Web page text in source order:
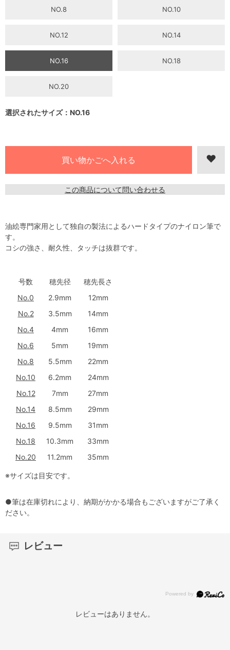
NO.8 NO.10
NO.12 NO.14
NO.16 NO.18
NO.20
選択されたサイズ：NO.16
この商品について問い合わせる
油絵専門家用として独自の製法によるハードタイプのナイロン筆で
す。
コシの強さ、耐久性、タッチは抜群です。
号数 穂先径
穂先長さ
No.0
2.9mm
12mm
No.2
3.5mm
14mm
No.4
4mm
16mm
No.6
5mm
19mm
No.8
5.5mm
22mm
No.10
6.2mm
24mm
No.12
7mm
27mm
No.14
8.5mm
29mm
No.16
9.5mm
31mm
No.18
10.3mm
33mm
No.20
11.2mm 35mm
※サイズは目安です。
●筆は在庫切れにより、納期がかかる場合もございますがご了承く
ださい。
レビュー
レビューはありません。